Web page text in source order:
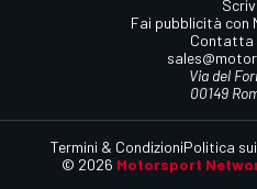
Fai pubblicità con
Contatta
Via del
00149
© 2026 Motorsport
Termini & CondizioniPolitica